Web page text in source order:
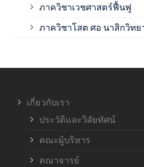
ภาควิชาเวชศาสตร์ฟื้นฟู
ภาควิชาโสต ศอ นาสิกวิทย
เกี่ยวกับเรา
ประวัติและวิสัยทัศน์
คณะผู้บริหาร
คณาจารย์